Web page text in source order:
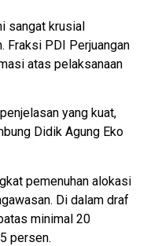
sangat krusial
Fraksi PDI Perjuangan
atas pelaksanaan
yang kuat,
Didik Agung Eko
pemenuhan alokasi
Di dalam draf
minimal 20
persen.